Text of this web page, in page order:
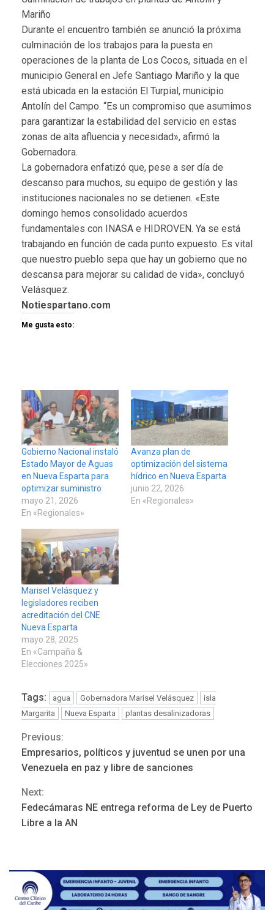
Mariño
Durante el encuentro también se anunció la próxima
culminación de los trabajos para la puesta en
operaciones de la planta de Los Cocos, situada en el
municipio General en Jefe Santiago Mariño y la que
está ubicada en la estación El Turpial, municipio
Antolín del Campo. “Es un compromiso que asumimos
para garantizar la estabilidad del servicio en estas
zonas de alta afluencia y necesidad», afirmó la
Gobernadora.
La gobernadora enfatizó que, pese a ser día de
descanso para muchos, su equipo de gestión y las
instituciones nacionales no se detienen. «Este
domingo hemos consolidado acuerdos
fundamentales con INASA e HIDROVEN. Ya se está
trabajando en función de cada punto expuesto. Es vital
que nuestro pueblo sepa que hay un gobierno que no
descansa para mejorar su calidad de vida», concluyó
Velásquez.
Notiespartano.com
Me gusta esto:
Gobierno Nacional instaló
Estado Mayor de Aguas
en Nueva Esparta para
optimizar suministro
mayo 21, 2026
En «Regionales»
Avanza plan de
optimización del sistema
hídrico en Nueva Esparta
junio 22, 2026
En «Regionales»
Marisel Velásquez y
legisladores reciben
acreditación del CNE
Nueva Esparta
mayo 28, 2025
En «Campaña &
Elecciones 2025»
Tags: agua Gobernadora Marisel Velásquez
isla
Margarita
Nueva Esparta plantas desalinizadoras
Continue
Reading
Previous:
Empresarios, políticos y juventud se unen por una
Venezuela en paz y libre de sanciones
Next:
Fedecámaras NE entrega reforma de Ley de Puerto
Libre a la AN
Dólar cierra la semana en
ÚLTIMA HORA
Libertad plena para jueza
María Lourdes Afiuni